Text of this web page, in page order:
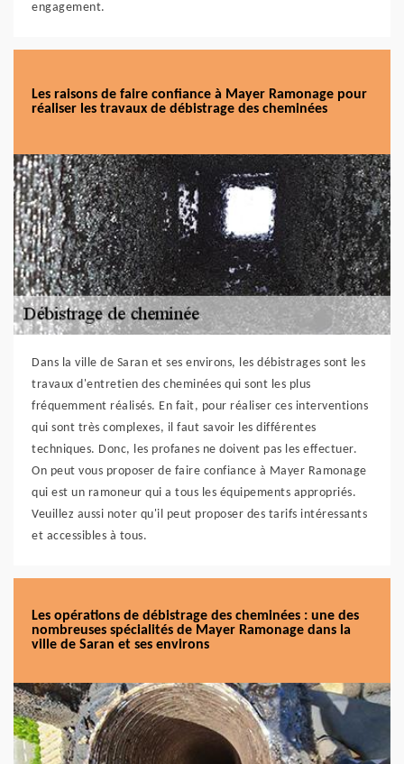
engagement.
Les raisons de faire confiance à Mayer Ramonage pour
réaliser les travaux de débistrage des cheminées
Dans la ville de Saran et ses environs, les débistrages sont les
travaux d'entretien des cheminées qui sont les plus
fréquemment réalisés. En fait, pour réaliser ces interventions
qui sont très complexes, il faut savoir les différentes
techniques. Donc, les profanes ne doivent pas les effectuer.
On peut vous proposer de faire confiance à Mayer Ramonage
qui est un ramoneur qui a tous les équipements appropriés.
Veuillez aussi noter qu'il peut proposer des tarifs intéressants
et accessibles à tous.
Les opérations de débistrage des cheminées : une des
nombreuses spécialités de Mayer Ramonage dans la
ville de Saran et ses environs